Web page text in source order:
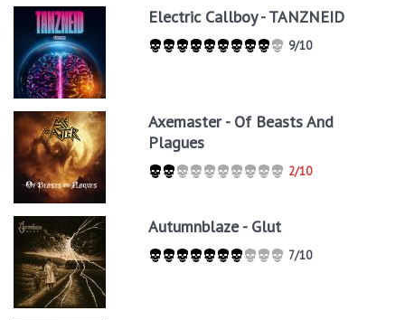
Electric Callboy - TANZNEID
9/10
Axemaster - Of Beasts And
Plagues
2/10
Autumnblaze - Glut
7/10